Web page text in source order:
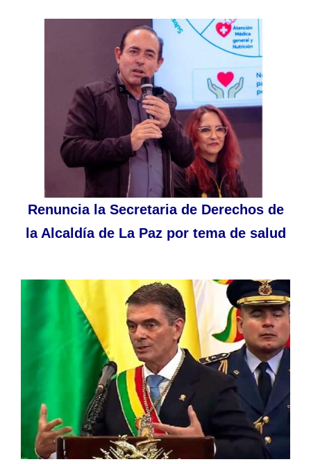
Renuncia la Secretaria de Derechos de
la Alcaldía de La Paz por tema de salud